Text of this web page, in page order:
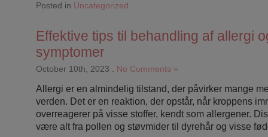
Posted in Uncategorized
Effektive tips til behandling af allergi
symptomer
October 10th, 2023 No Comments »
Allergi er en almindelig tilstand, der påvirker mange
verden. Det er en reaktion, der opstår, når kroppens
overreagerer på visse stoffer, kendt som allergener.
være alt fra pollen og støvmider til dyrehår og visse